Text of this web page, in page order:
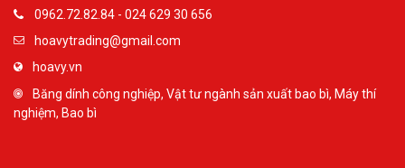
0962.72.82.84 - 024 629 30 656
hoavytrading@gmail.com
hoavy.vn
Băng dính công nghiệp, Vật tư ngành sản xuất bao bì, Máy thí
nghiệm, Bao bì